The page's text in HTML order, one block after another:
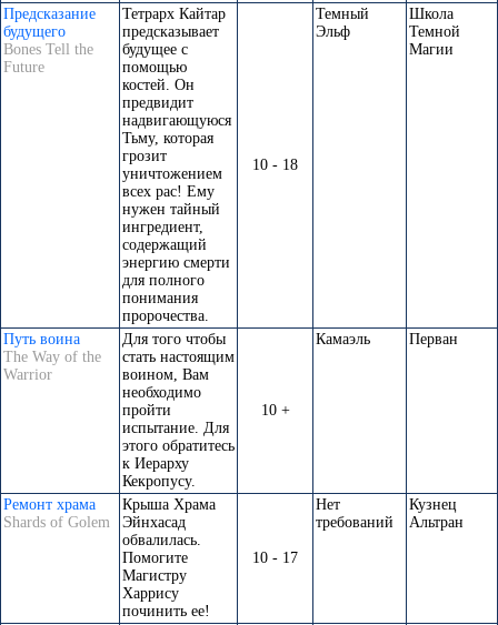
Предсказание
будущего
Bones Tell the
Future
Тетрарх Кайтар
предсказывает
будущее с
помощью
костей. Он
предвидит
надвигающуюся
Тьму, которая
грозит
уничтожением
всех рас! Ему
нужен тайный
ингредиент,
содержащий
энергию смерти
для полного
понимания
пророчества.
10 - 18
Темный
Эльф
Школа
Темной
Магии
Путь воина
The Way of the
Warrior
Для того чтобы
стать настоящим
воином, Вам
необходимо
пройти
испытание. Для
этого обратитесь
к Иерарху
Кекропусу.
10 +
Камаэль Перван
Ремонт храма
Shards of Golem
Крыша Храма
Эйнхасад
обвалилась.
Помогите
Магистру
Харрису
починить ее!
10 - 17
Нет
требований
Кузнец
Альтран